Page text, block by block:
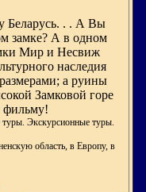
Беларусь. . . А Вы
замке? А в одном
Мир и Несвиж
наследия
а руины
Замковой горе
фильму!
Экскурсионные туры.
область, в Европу, в